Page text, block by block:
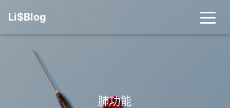
Li$Blog
肺功能